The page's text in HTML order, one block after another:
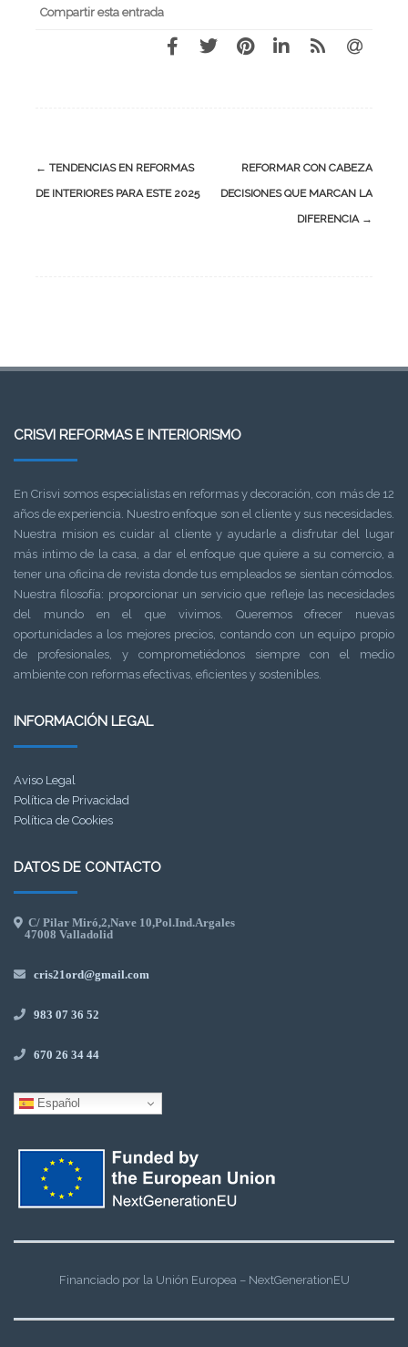
Compartir esta entrada
← TENDENCIAS EN REFORMAS
DE INTERIORES PARA ESTE 2025
REFORMAR CON CABEZA
DECISIONES QUE MARCAN LA
DIFERENCIA →
CRISVI REFORMAS E INTERIORISMO
En Crisvi somos especialistas en reformas y decoración, con más de 12
años de experiencia. Nuestro enfoque son el cliente y sus necesidades.
Nuestra mision es cuidar al cliente y ayudarle a disfrutar del lugar
más intimo de la casa, a dar el enfoque que quiere a su comercio, a
tener una oficina de revista donde tus empleados se sientan cómodos.
Nuestra filosofía: proporcionar un servicio que refleje las necesidades
del mundo en el que vivimos. Queremos ofrecer nuevas
oportunidades a los mejores precios, contando con un equipo propio
de profesionales, y comprometiédonos siempre con el medio
ambiente con reformas efectivas, eficientes y sostenibles.
INFORMACIÓN LEGAL
Aviso Legal
Política de Privacidad
Política de Cookies
DATOS DE CONTACTO
C/ Pilar Miró,2,Nave 10,Pol.Ind.Argales
47008 Valladolid
cris21ord@gmail.com
983 07 36 52
670 26 34 44
Español
Financiado por la Unión Europea – NextGenerationEU